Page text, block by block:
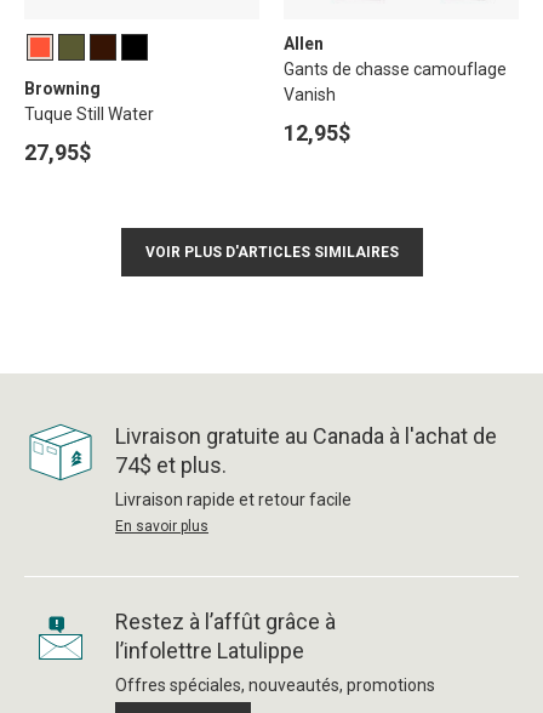
Browning
Tuque Still Water
27,95$
Allen
Gants de chasse camouflage
Vanish
12,95$
VOIR PLUS D'ARTICLES SIMILAIRES
Livraison gratuite au Canada à l'achat de
74$ et plus.
Livraison rapide et retour facile
En savoir plus
Restez à l’affût grâce à
l’infolettre Latulippe
Offres spéciales, nouveautés, promotions